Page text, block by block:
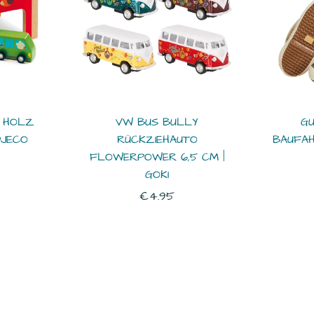
HOLZ
VW BUS BULLY
RÜCKZIEHAUTO
FLOWERPOWER 6,5 CM |
GOKI
Normaler
€4.95